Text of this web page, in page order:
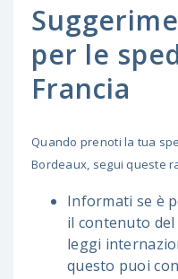
per le
Francia
Quando prenoti la tua
Bordeaux, segui queste
Informati se è
il contenuto
leggi
questo puoi